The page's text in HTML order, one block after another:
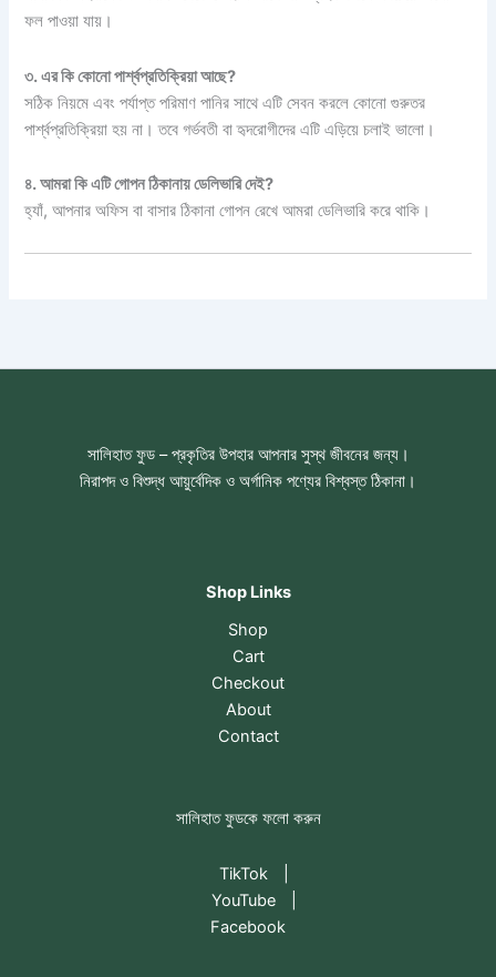
ফল পাওয়া যায়।
৩. এর কি কোনো পার্শ্বপ্রতিক্রিয়া আছে?
সঠিক নিয়মে এবং পর্যাপ্ত পরিমাণ পানির সাথে এটি সেবন করলে কোনো গুরুতর
পার্শ্বপ্রতিক্রিয়া হয় না। তবে গর্ভবতী বা হৃদরোগীদের এটি এড়িয়ে চলাই ভালো।
৪. আমরা কি এটি গোপন ঠিকানায় ডেলিভারি দেই?
হ্যাঁ, আপনার অফিস বা বাসার ঠিকানা গোপন রেখে আমরা ডেলিভারি করে থাকি।
সালিহাত ফুড – প্রকৃতির উপহার আপনার সুস্থ জীবনের জন্য।
নিরাপদ ও বিশুদ্ধ আয়ুর্বেদিক ও অর্গানিক পণ্যের বিশ্বস্ত ঠিকানা।
Shop Links
Shop
Cart
Checkout
About
Contact
সালিহাত ফুডকে ফলো করুন
TikTok
YouTube
Facebook